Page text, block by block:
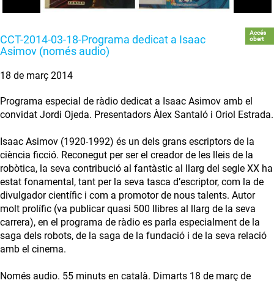
CCT-2014-03-18-Programa dedicat a Isaac
Asimov (només audio)
Accés
obert
18 de març 2014
Programa especial de ràdio dedicat a Isaac Asimov amb el
convidat Jordi Ojeda. Presentadors Àlex Santaló i Oriol Estrada.
Isaac Asimov (1920-1992) és un dels grans escriptors de la
ciència ficció. Reconegut per ser el creador de les lleis de la
robòtica, la seva contribució al fantàstic al llarg del segle XX ha
estat fonamental, tant per la seva tasca d’escriptor, com la de
divulgador científic i com a promotor de nous talents. Autor
molt prolífic (va publicar quasi 500 llibres al llarg de la seva
carrera), en el programa de ràdio es parla especialment de la
saga dels robots, de la saga de la fundació i de la seva relació
amb el cinema.
Només audio. 55 minuts en català. Dimarts 18 de març de